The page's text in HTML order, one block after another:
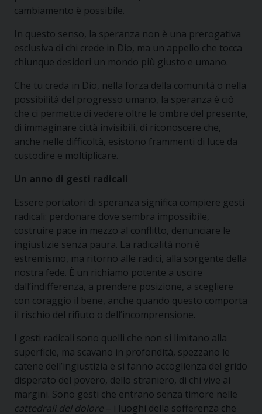
cambiamento è possibile.
In questo senso, la speranza non è una prerogativa
esclusiva di chi crede in Dio, ma un appello che tocca
chiunque desideri un mondo più giusto e umano.
Che tu creda in Dio, nella forza della comunità o nella
possibilità del progresso umano, la speranza è ciò
che ci permette di vedere oltre le ombre del presente,
di immaginare città invisibili, di riconoscere che,
anche nelle difficoltà, esistono frammenti di luce da
custodire e moltiplicare.
Un anno di gesti radicali
Essere portatori di speranza significa compiere gesti
radicali: perdonare dove sembra impossibile,
costruire pace in mezzo al conflitto, denunciare le
ingiustizie senza paura. La radicalità non è
estremismo, ma ritorno alle radici, alla sorgente della
nostra fede. È un richiamo potente a uscire
dall’indifferenza, a prendere posizione, a scegliere
con coraggio il bene, anche quando questo comporta
il rischio del rifiuto o dell’incomprensione.
I gesti radicali sono quelli che non si limitano alla
superficie, ma scavano in profondità, spezzano le
catene dell’ingiustizia e si fanno accoglienza del grido
disperato del povero, dello straniero, di chi vive ai
margini. Sono gesti che entrano senza timore nelle
cattedrali del dolore – i luoghi della sofferenza che